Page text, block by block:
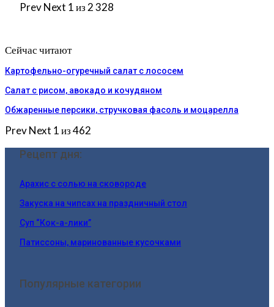
PrevNext 1 из 2 328
Сейчас читают
Картофельно-огуречный салат с лососем
Салат с рисом, авокадо и кочудяном
Обжаренные персики, стручковая фасоль и моцарелла
PrevNext 1 из 462
Рецепт дня:
Арахис с солью на сковороде
Закуска на чипсах на праздничный стол
Суп “Кок-а-лики”
Патиссоны, маринованные кусочками
Популярные категории